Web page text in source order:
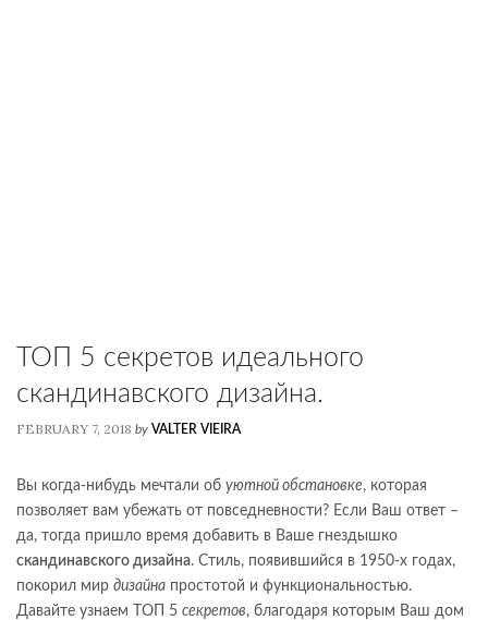
ТОП 5 секретов идеального
скандинавского дизайна.
FEBRUARY 7, 2018 by VALTER VIEIRA
Вы когда-нибудь мечтали об уютной обстановке, которая
позволяет вам убежать от повседневности? Если Ваш ответ –
да, тогда пришло время добавить в Ваше гнездышко
скандинавского дизайна. Стиль, появившийся в 1950-х годах,
покорил мир дизайна простотой и функциональностью.
Давайте узнаем ТОП 5 секретов, благодаря которым Ваш дом